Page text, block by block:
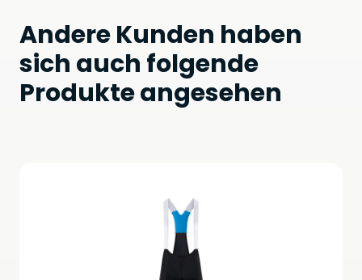
Andere Kunden haben
sich auch folgende
Produkte angesehen